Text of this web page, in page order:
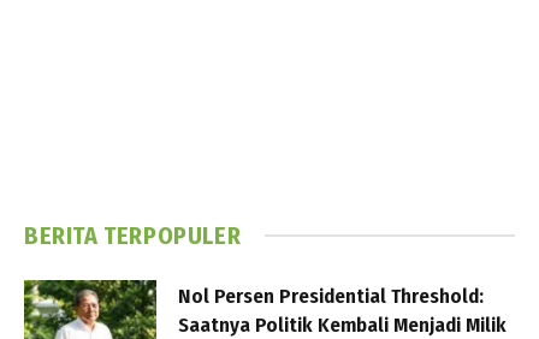
BERITA TERPOPULER
Nol Persen Presidential Threshold:
Saatnya Politik Kembali Menjadi Milik